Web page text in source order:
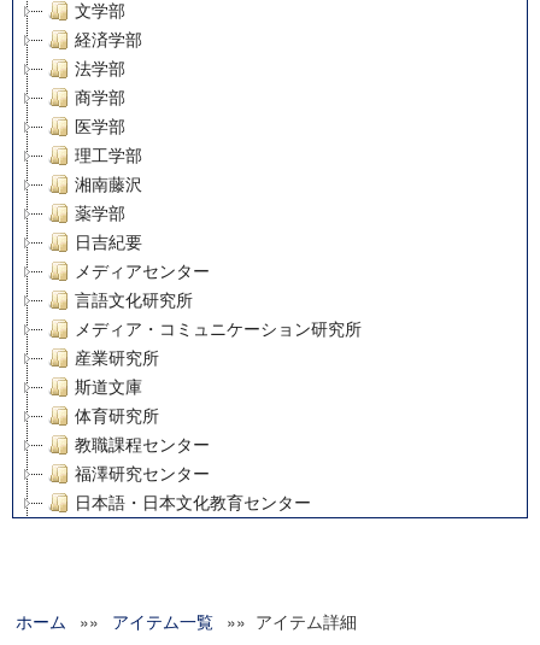
文学部
経済学部
法学部
商学部
医学部
理工学部
湘南藤沢
薬学部
日吉紀要
メディアセンター
言語文化研究所
メディア・コミュニケーション研究所
産業研究所
斯道文庫
体育研究所
教職課程センター
福澤研究センター
日本語・日本文化教育センター
グローバルリサーチインスティテュート
ホーム »» アイテム一覧 »» アイテム詳細